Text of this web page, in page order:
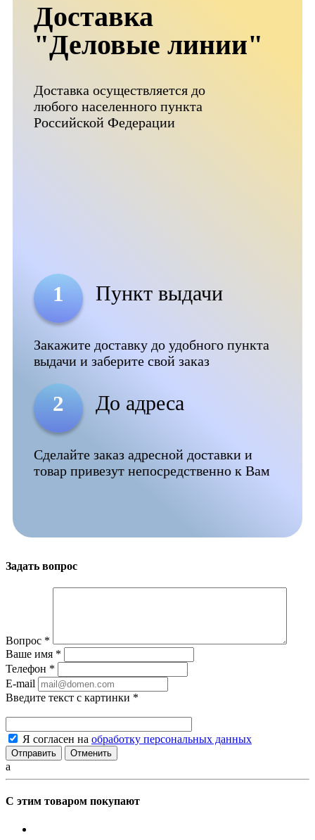
Доставка
"Деловые линии"
Доставка осуществляется до
любого населенного пункта
Российской Федерации
1 Пункт выдачи
Закажите доставку до удобного пункта
выдачи и заберите свой заказ
2 До адреса
Сделайте заказ адресной доставки и
товар привезут непосредственно к Вам
Задать вопрос
Вопрос *
Ваше имя *
Телефон *
E-mail
Введите текст с картинки *
Я согласен на обработку персональных данных
Отменить
a
С этим товаром покупают